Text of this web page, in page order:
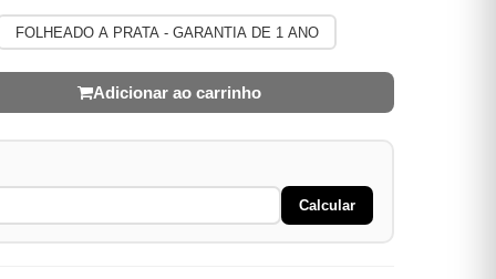
FOLHEADO A PRATA - GARANTIA DE 1 ANO
Adicionar ao carrinho
Calcular